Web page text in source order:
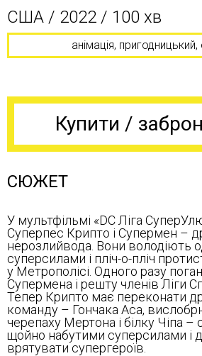
CША / 2022 / 100 хв
анімація, пригодницький,
Купити /
СЮЖЕТ
У мультфільмі «DC Ліга
Суперпес Крипто і Супермен –
нерозлийвода. Вони володіють
суперсилами і пліч-о-пліч
у Метрополісі. Одного разу
Супермена і решту членів Ліги
Тепер Крипто має переконати
команду – Гончака Аса,
черепаху Мертона і білку Чіпа –
щойно набутими суперсилами і
врятувати супергероїв.